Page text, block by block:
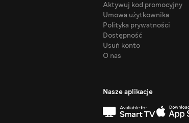
Aktywuj kod promocyjny
Umowa użytkownika
Polityka prywatności
Dostępność
Usuń konto
O nas
Nasze aplikacje